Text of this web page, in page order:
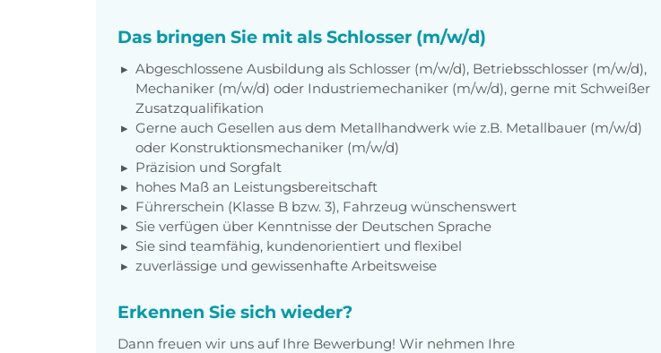
Das bringen Sie mit als Schlosser (m/w/d)
Abgeschlossene Ausbildung als Schlosser (m/w/d), Betriebsschlosser (m/w/d),
Mechaniker (m/w/d) oder Industriemechaniker (m/w/d), gerne mit Schweißer
Zusatzqualifikation
Gerne auch Gesellen aus dem Metallhandwerk wie z.B. Metallbauer (m/w/d)
oder Konstruktionsmechaniker (m/w/d)
Präzision und Sorgfalt
hohes Maß an Leistungsbereitschaft
Führerschein (Klasse B bzw. 3), Fahrzeug wünschenswert
Sie verfügen über Kenntnisse der Deutschen Sprache
Sie sind teamfähig, kundenorientiert und flexibel
zuverlässige und gewissenhafte Arbeitsweise
Erkennen Sie sich wieder?
Dann freuen wir uns auf Ihre Bewerbung! Wir nehmen Ihre